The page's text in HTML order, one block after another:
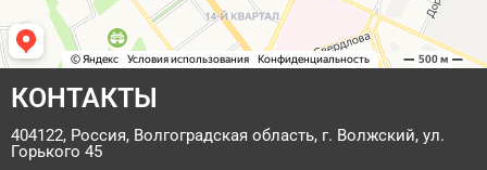
КОНТАКТЫ
404122, Россия, Волгоградская область, г. Волжский, ул.
Горького 45